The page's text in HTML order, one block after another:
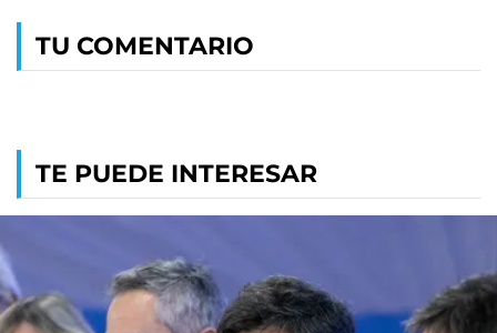
TU COMENTARIO
TE PUEDE INTERESAR